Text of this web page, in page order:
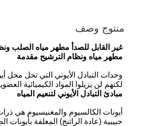
منتوج وصف
غير القابل للصدأ مطهر مياه الصلب
مطهر مياه ونظام الترشيح مقدمة
وحدات التبادل الأيوني التي تحل محل
لكنهم لن يزيلوا المواد الكيميائية
مبادئ التبادل الأيوني لتنعيم المياه
أيونات الكالسيوم والمغنيسيوم هي
حبيبية (عادة الراتنج) المغلفة